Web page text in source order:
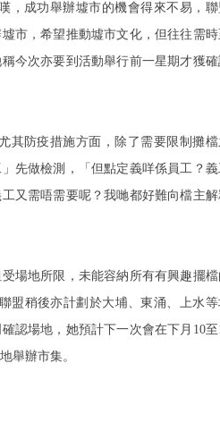
，成功舉辦墟市的機會得來不易，
市，希望推動墟市文化，但往往需
今次亦要到活動舉行前一星期才獲
其防疫措施方面，除了需要限制攤
先做檢測，「但點定義咩係員工？
又需唔需要呢？我哋都好難向檔主
場地所限，未能容納所有有興趣擺
盟稍後亦計劃於大埔、東涌、上水等
認場地，她預計下一次會在下月10至
舉辦市集。